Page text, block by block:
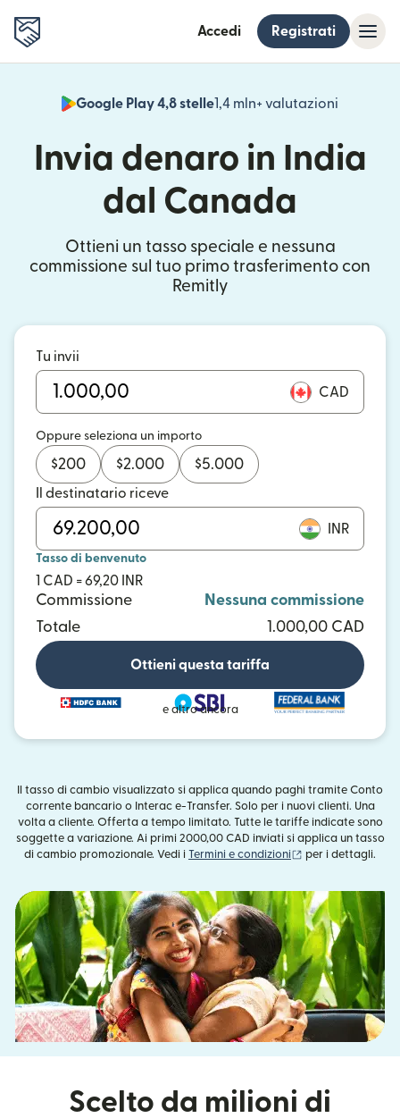
Accedi Registrati
Google Play 4,8 stelle1,4 mln+ valutazioni
Invia denaro in India
dal Canada
Ottieni un tasso speciale e nessuna
commissione sul tuo primo trasferimento con
Remitly
Tu invii
CAD
Oppure seleziona un importo
$200 $2.000 $5.000
Il destinatario riceve
INR
Tasso di benvenuto
1 CAD = 69,20 INR
Commissione
Nessuna commissione
Totale
1.000,00 CAD
Ottieni questa tariffa
e altro ancora
Il tasso di cambio visualizzato si applica quando paghi tramite Conto
corrente bancario o Interac e-Transfer. Solo per i nuovi clienti. Una
volta a cliente. Offerta a tempo limitato. Tutte le tariffe indicate sono
soggette a variazione. Ai primi 2000,00 CAD inviati si applica un tasso
di cambio promozionale. Vedi i Termini e condizioni (si apre in una
per i dettagli.
Scelto da milioni di